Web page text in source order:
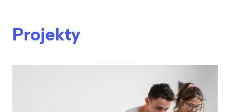
Projekty